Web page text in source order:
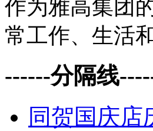
作为雅高集团
常工作、生活
------分隔线
同贺国庆店